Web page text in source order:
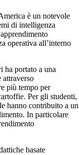
è un notevole
di intelligenza
operativa all’interno
ha portato a una
attraverso
più tempo per
Per gli studenti,
hanno contribuito a un
In particolare
basate